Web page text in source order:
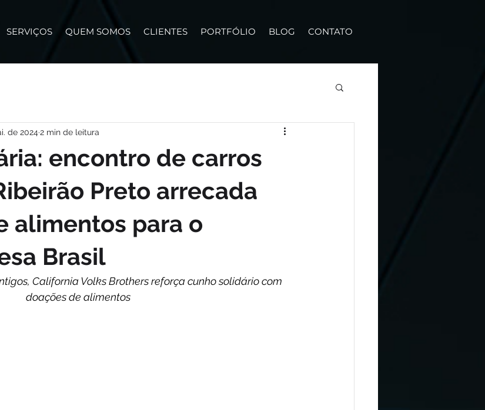
SERVIÇOS QUEM SOMOS CLIENTES PORTFÓLIO BLOG CONTATO
encontro de carros
Preto arrecada
alimentos para o
Brasil
de 2024 2 min de leitura
California Volks Brothers reforça cunho solidário com
doações de alimentos